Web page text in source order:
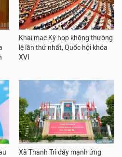
Khai mạc Kỳ họp không thường
lệ lần thứ nhất, Quốc hội khóa
XVI
Xã Thanh Trì đẩy mạnh ứng